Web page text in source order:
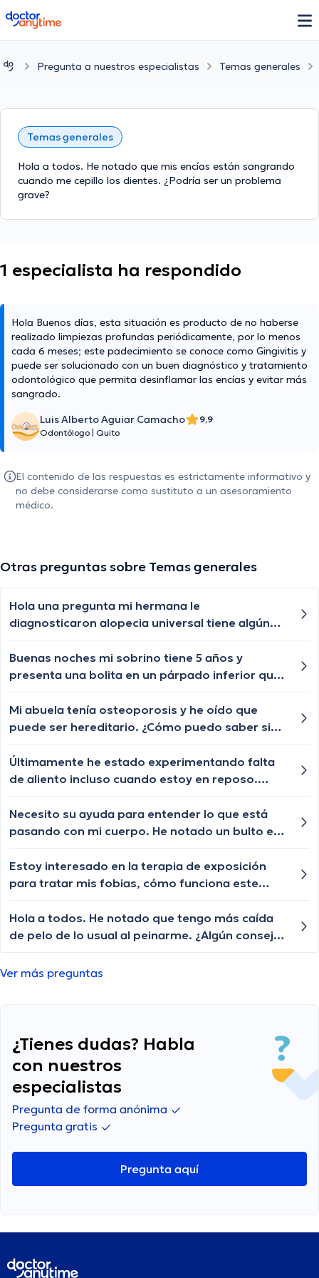
doctoranytime
Pregunta a nuestros especialistas Temas generales
Temas generales
Hola a todos. He notado que mis encías están sangrando
cuando me cepillo los dientes. ¿Podría ser un problema
grave?
1 especialista ha respondido
Hola Buenos días, esta situación es producto de no haberse
realizado limpiezas profundas periódicamente, por lo menos
cada 6 meses; este padecimiento se conoce como Gingivitis y
puede ser solucionado con un buen diagnóstico y tratamiento
odontológico que permita desinflamar las encías y evitar más
sangrado.
Luis Alberto Aguiar Camacho
9,9
Odontólogo Quito
El contenido de las respuestas es estrictamente informativo y
no debe considerarse como sustituto a un asesoramiento
médico.
Otras preguntas sobre Temas generales
Hola una pregunta mi hermana le
diagnosticaron alopecia universal tiene algún
las cejas y pestañas , aunque ya le están
creciendo de a poquito pero lento y chiquititos
pestañas igual algún tratamiento q le ayude a
crecer o esa enfermedad ya no tiene
Buenas noches mi sobrino tiene 5 años y
presenta una bolita en un párpado inferior que
vuelve aparecer, qué especialista nos puede
ayudar?
Mi abuela tenía osteoporosis y he oído que
puede ser hereditario. ¿Cómo puedo saber si
Últimamente he estado experimentando falta
de aliento incluso cuando estoy en reposo.
más fácilmente. ¿Algún médico podría decirme
qué podría estar causando esto y si es algo de
Necesito su ayuda para entender lo que está
pasando con mi cuerpo. He notado un bulto en
últimos meses. No estoy seguro de qué podría
ser, es pequeño pero me preocupa mucho.
Estoy interesado en la terapia de exposición
para tratar mis fobias, cómo funciona este
Hola a todos. He notado que tengo más caída
de pelo de lo usual al peinarme. ¿Algún consejo
Ver más preguntas
¿Tienes dudas? Habla
con nuestros
especialistas
Pregunta de forma anónima
Pregunta gratis
Pregunta aquí